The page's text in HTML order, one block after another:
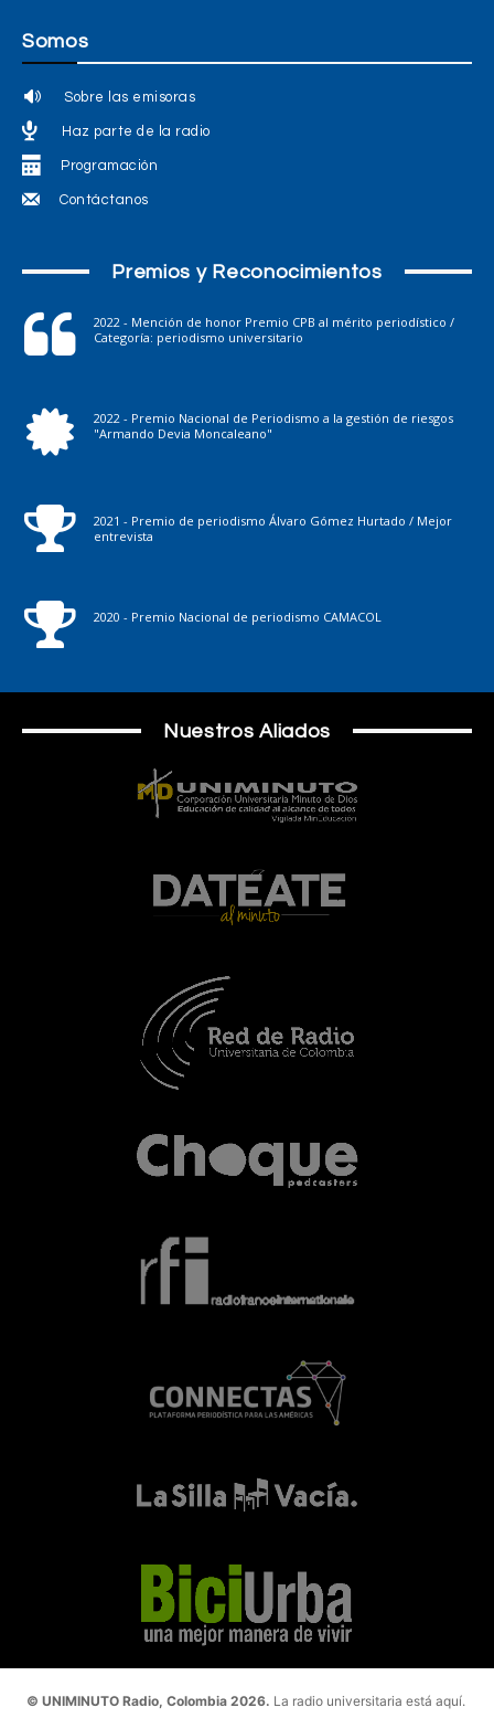
Somos
Sobre las emisoras
Haz parte de la radio
Programación
Contáctanos
Premios y Reconocimientos
2022 - Mención de honor Premio CPB al mérito periodístico /
Categoría: periodismo universitario
2022 - Premio Nacional de Periodismo a la gestión de riesgos
"Armando Devia Moncaleano"
2021 - Premio de periodismo Álvaro Gómez Hurtado / Mejor
entrevista
2020 - Premio Nacional de periodismo CAMACOL
Nuestros Aliados
© UNIMINUTO Radio, Colombia 2026. La radio universitaria está aquí.